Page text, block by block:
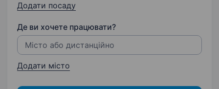
Додати посаду
Де ви хочете працювати?
Додати місто